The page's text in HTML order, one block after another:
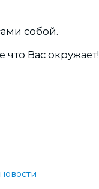
собой.
что Вас окружает!